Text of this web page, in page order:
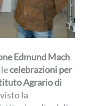
Edmund Mach
celebrazioni per
Agrario di
visto la